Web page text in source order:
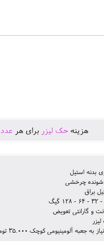
هزينه حک لیزر برای هر عدد
بدنه استیل
چرخشی
براق
و گارانتی تعویض
آلومینیومی کوچک 35.000 تومان اضافه میگردد.